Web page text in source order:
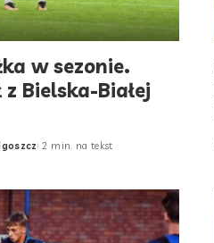
w sezonie.
Bielska-Białej
2 min. na tekst